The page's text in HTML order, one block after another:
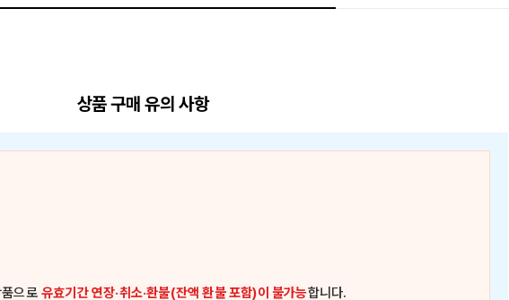
상품 구매 유의 사항
으로유효기간 연장·취소·환불(잔액 환불 포함)이 불가능합니다.